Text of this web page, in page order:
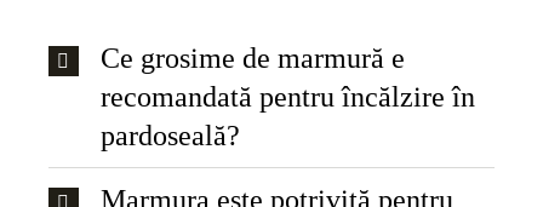
Ce grosime de marmură e
recomandată pentru încălzire în
pardoseală?
Marmura este potrivită pentru